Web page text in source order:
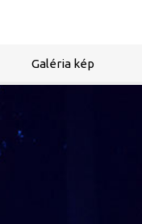
Galéria kép